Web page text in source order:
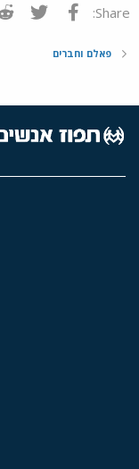
Share: פייסבוק
פאלם וחברים